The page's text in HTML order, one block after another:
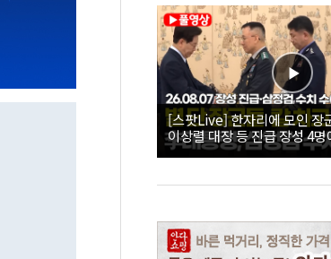
[스팟Live] 한자리에 모인 장
이상렬 대장 등 진급 장성 4
직접 수여｜26.08.07 장성 진